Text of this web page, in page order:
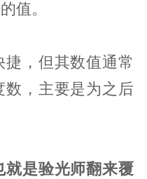
值。
，但其数值通常
，主要是为之后
是验光师翻来覆